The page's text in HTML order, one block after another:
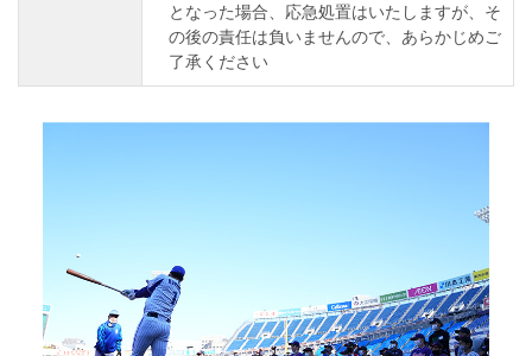
となった場合、応急処置はいたしますが、そ
の後の責任は負いませんので、あらかじめご
了承ください